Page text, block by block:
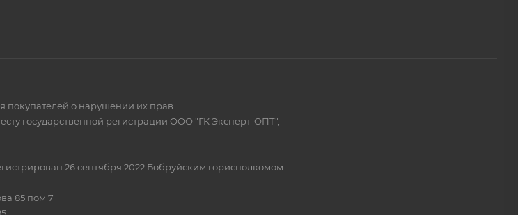
покупателей о нарушении их прав.
государственной регистрации ООО "ГК Эксперт-ОПТ",
26 сентября 2022 Бобруйским горисполкомом.
85 пом 7